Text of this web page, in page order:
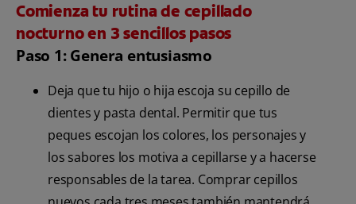
Comienza tu rutina de cepillado
nocturno en 3 sencillos pasos
Paso 1: Genera entusiasmo
Deja que tu hijo o hija escoja su cepillo de
dientes y pasta dental. Permitir que tus
peques escojan los colores, los personajes y
los sabores los motiva a cepillarse y a hacerse
responsables de la tarea. Comprar cepillos